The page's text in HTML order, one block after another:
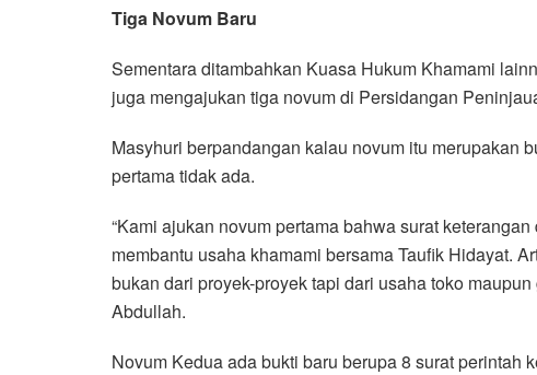
Tiga Novum Baru
Sementara ditambahkan Kuasa Hukum Khamami
juga mengajukan tiga novum di Persidangan
Masyhuri berpandangan kalau novum itu merupakan
pertama tidak ada.
“Kami ajukan novum pertama bahwa surat
membantu usaha khamami bersama Taufik Hidayat.
bukan dari proyek-proyek tapi dari usaha toko
Abdullah.
Novum Kedua ada bukti baru berupa 8 surat perintah